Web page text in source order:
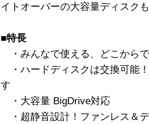
イトオーバーの大容量ディスク
■特長
・みんなで使える、どこから
・ハードディスクは交換可能
す
・大容量 BigDrive対応
・超静音設計！ファンレス＆